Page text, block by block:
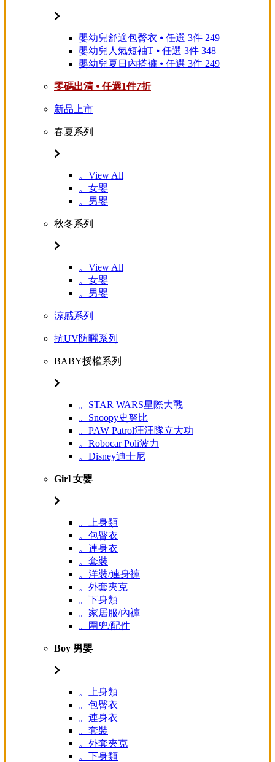
嬰幼兒舒適包臀衣 ⦁ 任選 3件 249
嬰幼兒人氣短袖T ⦁ 任選 3件 348
嬰幼兒夏日內搭褲 ⦁ 任選 3件 249
零碼出清 ⦁ 任選1件7折
新品上市
春夏系列
。View All
。女嬰
。男嬰
秋冬系列
。View All
。女嬰
。男嬰
涼感系列
抗UV防曬系列
BABY授權系列
。STAR WARS星際大戰
。Snoopy史努比
。PAW Patrol汪汪隊立大功
。Robocar Poli波力
。Disney迪士尼
Girl 女嬰
。上身類
。包臀衣
。連身衣
。套裝
。洋裝/連身褲
。外套夾克
。下身類
。家居服/內褲
。圍兜/配件
Boy 男嬰
。上身類
。包臀衣
。連身衣
。套裝
。外套夾克
。下身類